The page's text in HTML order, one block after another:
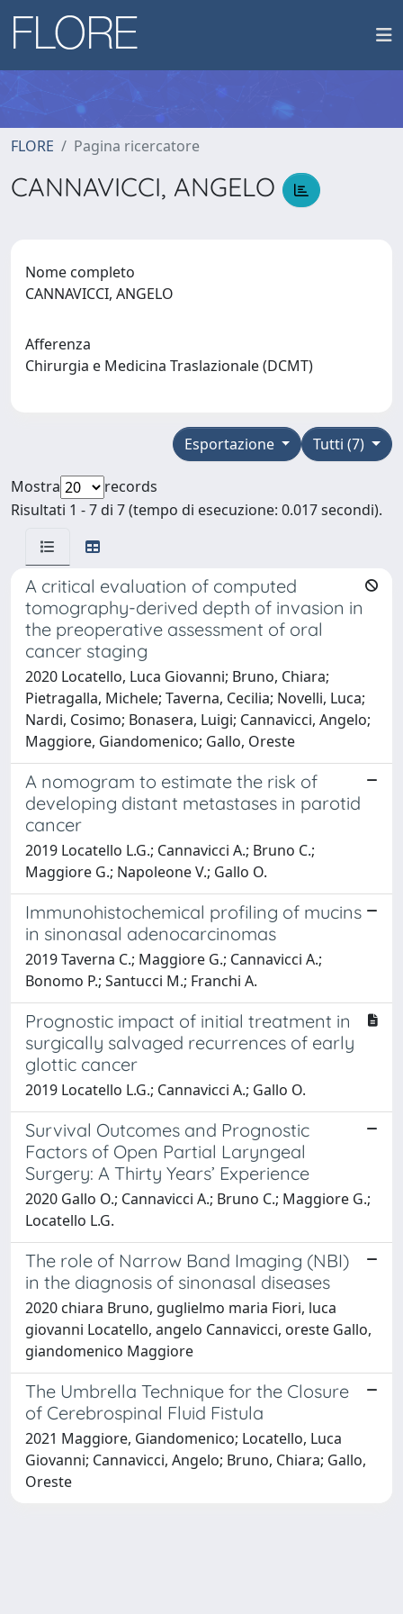
FLORE Pagina ricercatore
CANNAVICCI, ANGELO
Nome completo
CANNAVICCI, ANGELO
Afferenza
Chirurgia e Medicina Traslazionale (DCMT)
Tutti (7)
Esportazione
Mostra
records
Risultati 1 - 7 di 7 (tempo di esecuzione: 0.017 secondi).
A critical evaluation of computed
tomography-derived depth of invasion in
the preoperative assessment of oral
cancer staging
2020 Locatello, Luca Giovanni; Bruno, Chiara;
Pietragalla, Michele; Taverna, Cecilia; Novelli, Luca;
Nardi, Cosimo; Bonasera, Luigi; Cannavicci, Angelo;
Maggiore, Giandomenico; Gallo, Oreste
A nomogram to estimate the risk of
developing distant metastases in parotid
cancer
2019 Locatello L.G.; Cannavicci A.; Bruno C.;
Maggiore G.; Napoleone V.; Gallo O.
Immunohistochemical profiling of mucins
in sinonasal adenocarcinomas
2019 Taverna C.; Maggiore G.; Cannavicci A.;
Bonomo P.; Santucci M.; Franchi A.
Prognostic impact of initial treatment in
surgically salvaged recurrences of early
glottic cancer
2019 Locatello L.G.; Cannavicci A.; Gallo O.
Survival Outcomes and Prognostic
Factors of Open Partial Laryngeal
Surgery: A Thirty Years’ Experience
2020 Gallo O.; Cannavicci A.; Bruno C.; Maggiore G.;
Locatello L.G.
The role of Narrow Band Imaging (NBI)
in the diagnosis of sinonasal diseases
2020 chiara Bruno, guglielmo maria Fiori, luca
giovanni Locatello, angelo Cannavicci, oreste Gallo,
giandomenico Maggiore
The Umbrella Technique for the Closure
of Cerebrospinal Fluid Fistula
2021 Maggiore, Giandomenico; Locatello, Luca
Giovanni; Cannavicci, Angelo; Bruno, Chiara; Gallo,
Oreste